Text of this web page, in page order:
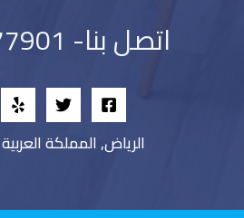
اتصل بنا- 0534477901
الرياض, المملكة